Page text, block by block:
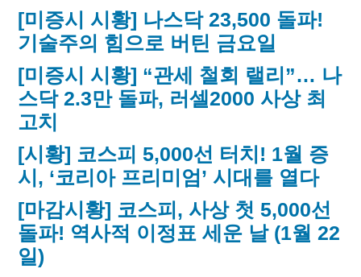
[미증시 시황] 나스닥 23,500 돌파!
기술주의 힘으로 버틴 금요일
[미증시 시황] “관세 철회 랠리”… 나
스닥 2.3만 돌파, 러셀2000 사상 최
고치
[시황] 코스피 5,000선 터치! 1월 증
시, ‘코리아 프리미엄’ 시대를 열다
[마감시황] 코스피, 사상 첫 5,000선
돌파! 역사적 이정표 세운 날 (1월 22
일)